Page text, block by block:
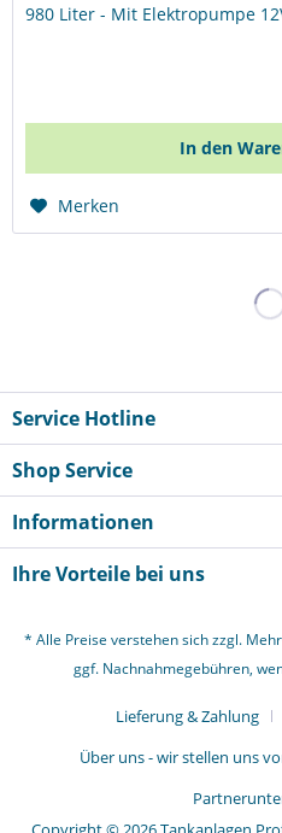
980 Liter - Mit Elektropumpe
In den
Merken
Service Hotline
Shop Service
Informationen
Ihre Vorteile bei uns
* Alle Preise verstehen sich zzgl.
ggf. Nachnahmegebühren,
Lieferung & Zahlung
Über uns - wir stellen uns